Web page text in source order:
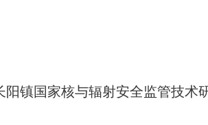
阳镇国家核与辐射安全监管技术